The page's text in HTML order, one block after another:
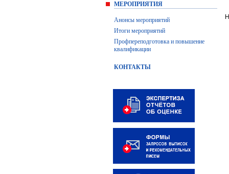
МЕРОПРИЯТИЯ
Анонсы мероприятий
Итоги мероприятий
Профпереподготовка и повышение
квалификации
КОНТАКТЫ